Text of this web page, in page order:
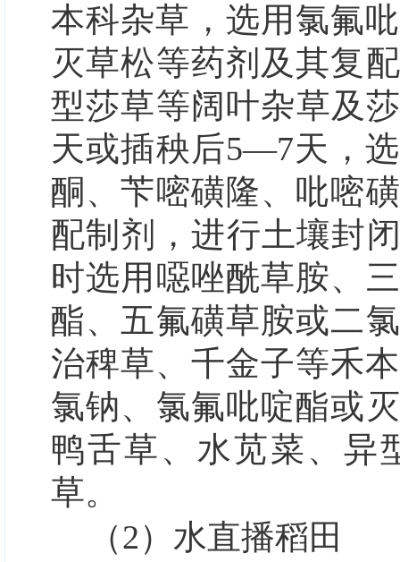
本科杂草，选用氯氟
灭草松等药剂及其复
型莎草等阔叶杂草及
天或插秧后5—7天，
酮、苄嘧磺隆、吡嘧
配制剂，进行土壤封
时选用噁唑酰草胺、
酯、五氟磺草胺或二
治稗草、千金子等禾
氯钠、氯氟吡啶酯或
鸭舌草、水苋菜、异
草。
（2） 水直播稻田